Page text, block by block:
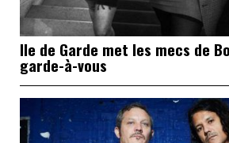
Ile de Garde met les mecs de
garde-à-vous